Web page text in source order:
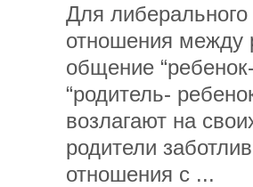
Для
отношения между
общение
“родитель-
возлагают на
родители
отношения с ...